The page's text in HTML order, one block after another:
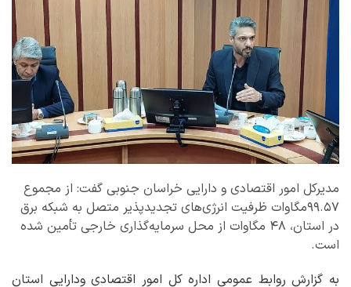
مدیرکل امور اقتصادی و دارایی خراسان جنوبی گفت: از مجموع
۹۹.۵۷مگاوات ظرفیت انرژی‌های تجدیدپذیر متصل به شبکه برق
در استان، ۴۸ مگاوات از محل سرمایه‌گذاری خارجی تأمین شده
است.
به گزارش روابط عمومی اداره کل امور اقتصادی ودارایی استان